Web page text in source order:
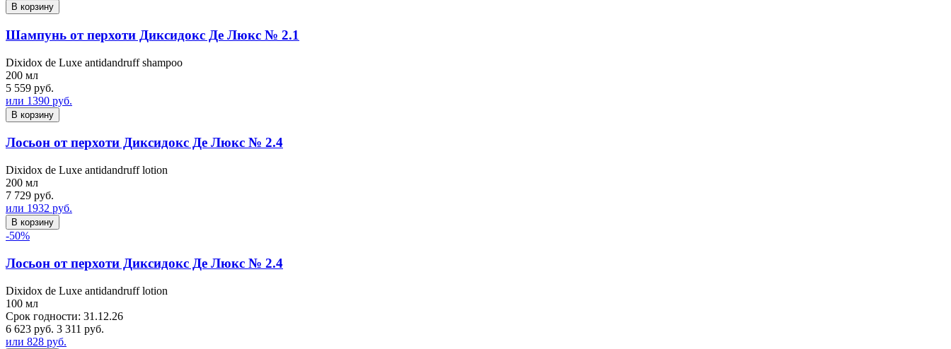
В корзину
Шампунь от перхоти Диксидокс Де Люкс № 2.1
Dixidox de Luxe antidandruff shampoo
200 мл
5 559 руб.
или 1390 руб.
В корзину
Лосьон от перхоти Диксидокс Де Люкс № 2.4
Dixidox de Luxe antidandruff lotion
200 мл
7 729 руб.
или 1932 руб.
В корзину
-50%
Лосьон от перхоти Диксидокс Де Люкс № 2.4
Dixidox de Luxe antidandruff lotion
100 мл
Срок годности: 31.12.26
6 623 руб. 3 311 руб.
или 828 руб.